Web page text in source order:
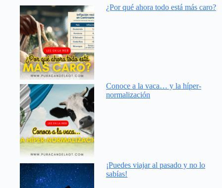
¿Por qué ahora todo está más caro?
Conoce a la vaca… y la híper-
normalización
¡Puedes viajar al pasado y no lo
sabías!